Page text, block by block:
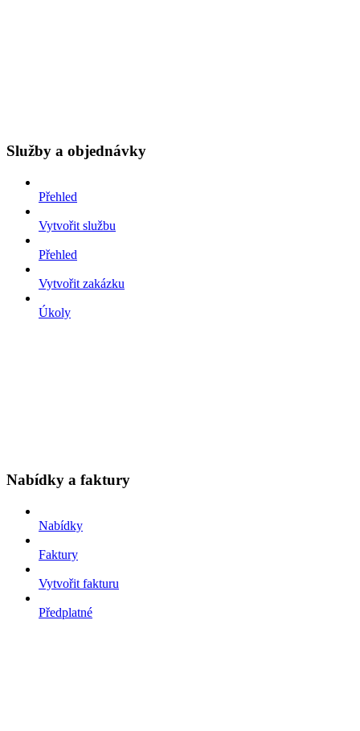
Služby a objednávky
Přehled
Vytvořit službu
Přehled
Vytvořit zakázku
Úkoly
Nabídky a faktury
Nabídky
Faktury
Vytvořit fakturu
Předplatné